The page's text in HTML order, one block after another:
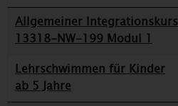
Allgemeiner Integrationskurs
13318-NW-199 Modul 1
Lehrschwimmen für Kinder
ab 5 Jahre